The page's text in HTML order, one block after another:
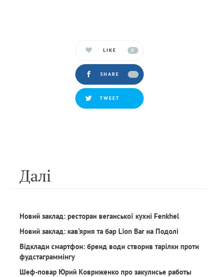
LIKE 0
SHARE
TWEET
Далi
Новий заклад: ресторан веганської кухні Fenkhel
Новий заклад: кав‘ярня та бар Lion Bar на Подолі
Відклади смартфон: бренд води створив тарілки проти
фудстаграммінгу
Шеф-повар Юрий Ковриженко про закулисье работы